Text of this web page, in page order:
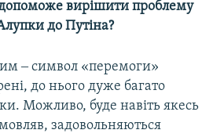
вирішити проблему
до Путіна?
‒ символ «перемоги»
до нього дуже багато
Можливо, буде навіть якесь
задовольняються